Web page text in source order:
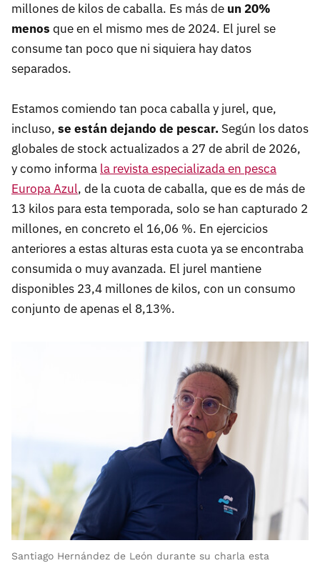
millones de kilos de caballa. Es más de un 20%
menos que en el mismo mes de 2024. El jurel se
consume tan poco que ni siquiera hay datos
separados.
Estamos comiendo tan poca caballa y jurel, que,
incluso, se están dejando de pescar. Según los datos
globales de stock actualizados a 27 de abril de 2026,
y como informa la revista especializada en pesca
Europa Azul, de la cuota de caballa, que es de más de
13 kilos para esta temporada, solo se han capturado 2
millones, en concreto el 16,06 %. En ejercicios
anteriores a estas alturas esta cuota ya se encontraba
consumida o muy avanzada. El jurel mantiene
disponibles 23,4 millones de kilos, con un consumo
conjunto de apenas el 8,13%.
Santiago Hernández de León durante su charla esta